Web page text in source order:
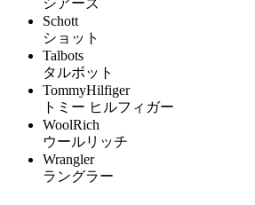
シアーズ
Schott
ショット
Talbots
タルボット
TommyHilfiger
トミー ヒルフィガー
WoolRich
ウールリッチ
Wrangler
ラングラー